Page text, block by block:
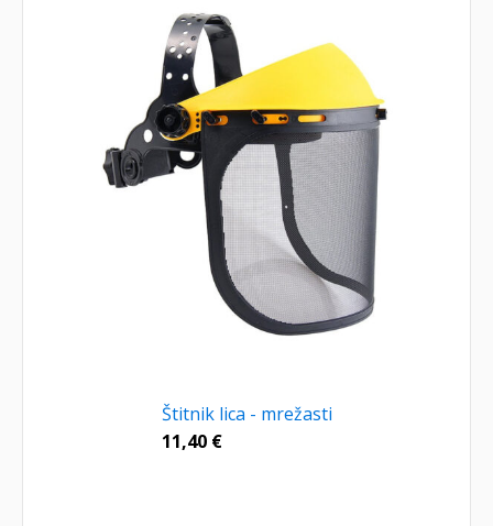
Štitnik lica - mrežasti
11,40 €